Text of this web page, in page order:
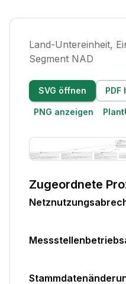
Land-Untereinheit,
Segment NAD
SVG öffnen
PNG anzeigen
Zugeordnete